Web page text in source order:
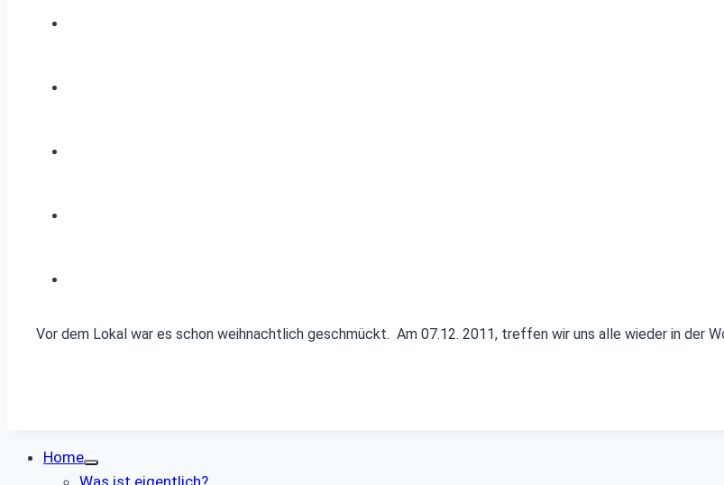
Vor dem Lokal war es schon weihnachtlich geschmückt. Am 07.12. 2011, treffen wir uns alle wieder in der
Home